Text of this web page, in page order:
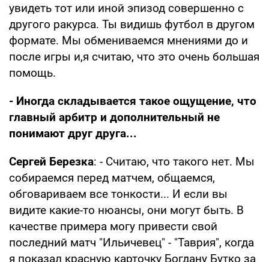
увидеть тот или иной эпизод совершенно с
другого ракурса. Ты видишь футбол в другом
формате. Мы обмениваемся мнениями до и
после игры и,я считаю, что это очень большая
помощь.
- Иногда складывается такое ощущение, что
главный арбитр и дополнительный не
понимают друг друга...
Сергей Березка: - Считаю, что такого нет. Мы
собираемся перед матчем, общаемся,
обговариваем все тонкости... И если вы
видите какие-то нюансы, они могут быть. В
качестве примера могу привести свой
последний матч "Ильичевец" - "Таврия", когда
я показал красную карточку Богдану Бутко за